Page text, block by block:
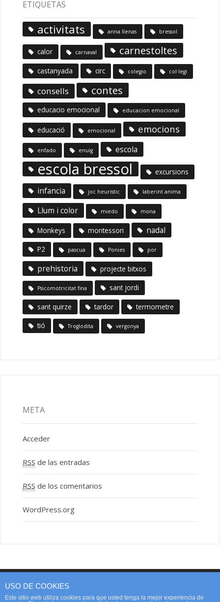
ETIQUETAS
activitats anna llenas bressol
calor carnaval carnestoltes
castanyada circ colegio col·legi
consells contes
educacio emocional educacion emocional
educació emocional emocions
enfado enuig escola
escola bressol excursions
infancia joc heuristic laberint anima
Llum i color miedo mona
Monkeys montessori nadal
P2 pascua Ponies por
prehistoria projecte bitxos
Psicomotricitat fina sant jordi
sant quirze tardor
termometre
tió
Troglodita vergonya
META
Acceder
RSS de las entradas
RSS de los comentarios
WordPress.org
Web page created by SOCIAL PIME
USO DE COOKIES
Este sitio web utiliza cookies para que usted tenga la mejor experiencia de